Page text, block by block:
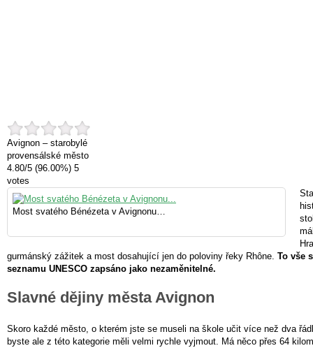
Avignon – starobylé
provensálské město
4.80/5 (96.00%) 5
votes
Most svatého Bénézeta v Avignonu…
gurmánský zážitek a most dosahující jen do poloviny řeky Rhône. To vše
seznamu UNESCO zapsáno jako nezaměnitelné.
Slavné dějiny města Avignon
Skoro každé město, o kterém jste se museli na škole učit více než dva
byste ale z této kategorie měli velmi rychle vyjmout. Má něco přes 64